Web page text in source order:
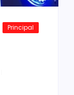
Principal